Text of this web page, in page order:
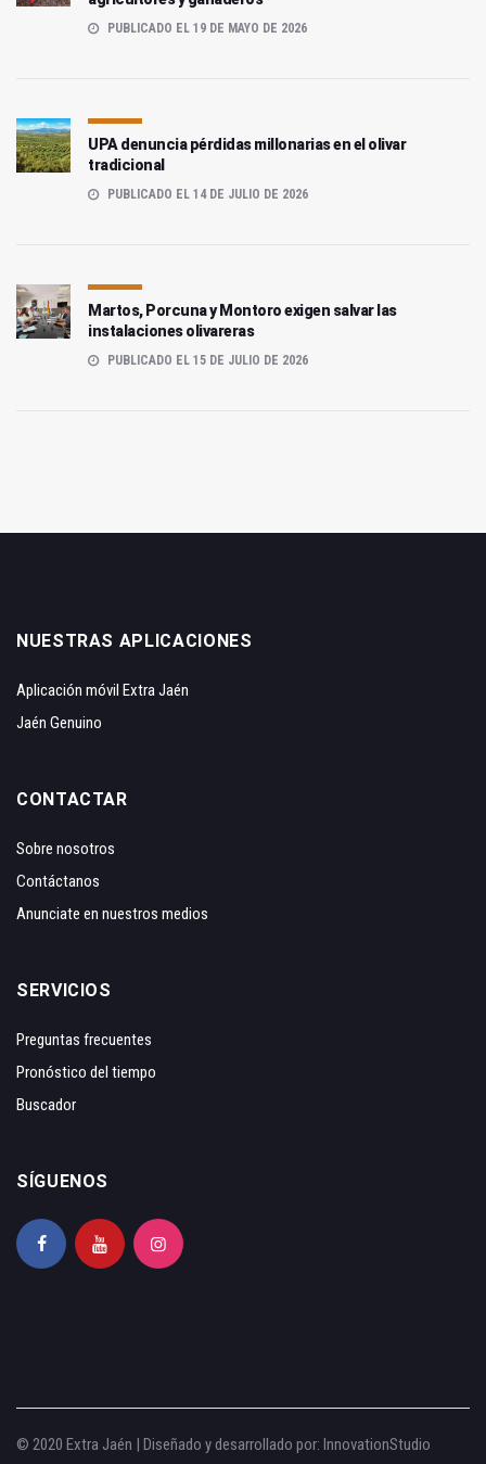
PUBLICADO EL 19 DE MAYO DE 2026
UPA denuncia pérdidas millonarias en el olivar
tradicional
PUBLICADO EL 14 DE JULIO DE 2026
Martos, Porcuna y Montoro exigen salvar las
instalaciones olivareras
PUBLICADO EL 15 DE JULIO DE 2026
NUESTRAS APLICACIONES
Aplicación móvil Extra Jaén
Jaén Genuino
CONTACTAR
Sobre nosotros
Contáctanos
Anunciate en nuestros medios
SERVICIOS
Preguntas frecuentes
Pronóstico del tiempo
Buscador
SÍGUENOS
© 2020 Extra Jaén | Diseñado y desarrollado por: InnovationStudio